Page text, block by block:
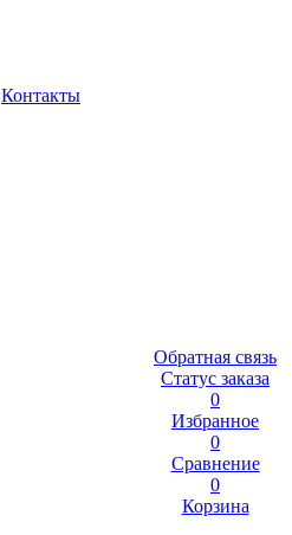
Контакты
Обратная связь
Статус заказа
0
Избранное
0
Сравнение
0
Корзина